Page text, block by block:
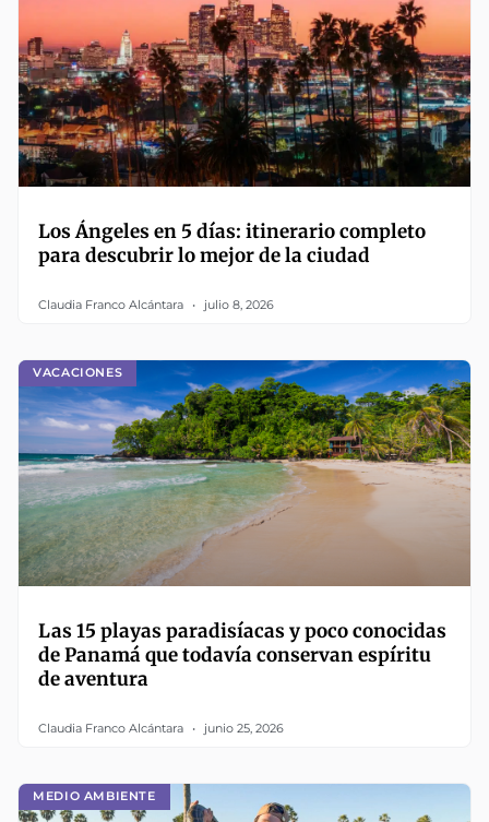
Los Ángeles en 5 días: itinerario completo
para descubrir lo mejor de la ciudad
Claudia Franco Alcántara julio 8, 2026
VACACIONES
Las 15 playas paradisíacas y poco conocidas
de Panamá que todavía conservan espíritu
de aventura
Claudia Franco Alcántara junio 25, 2026
MEDIO AMBIENTE